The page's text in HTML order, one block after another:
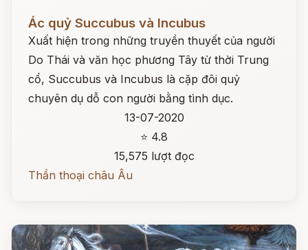
Đọc ngay
Ác quỷ Succubus và Incubus
Xuất hiện trong những truyền thuyết của người
Do Thái và văn học phương Tây từ thời Trung
cổ, Succubus và Incubus là cặp đôi quỷ
chuyên dụ dỗ con người bằng tình dục.
13-07-2020
⭐ 4.8
15,575 lượt đọc
Thần thoại châu Âu